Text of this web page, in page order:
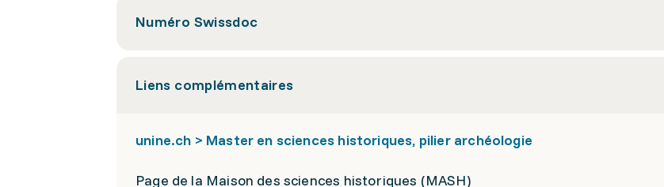
Numéro Swissdoc
Liens complémentaires
unine.ch > Master en sciences historiques, pilier archéologie
Page de la Maison des sciences historiques (MASH)